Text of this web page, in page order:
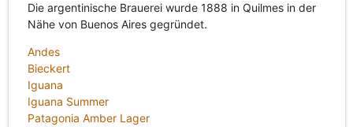
Die argentinische Brauerei wurde 1888 in Quilmes in der
Nähe von Buenos Aires gegründet.
Andes
Bieckert
Iguana
Iguana Summer
Patagonia Amber Lager